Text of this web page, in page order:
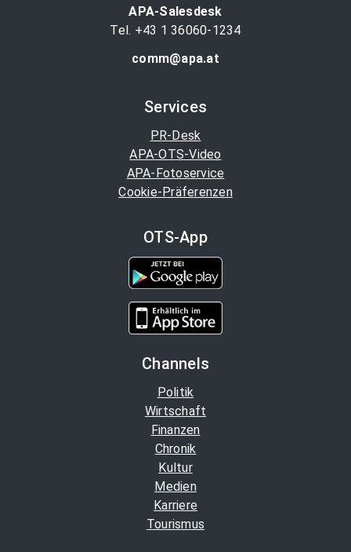
APA-Salesdesk
Tel. +43 1 36060-1234
comm@apa.at
Services
PR-Desk
APA-OTS-Video
APA-Fotoservice
Cookie-Präferenzen
OTS-App
Channels
Politik
Wirtschaft
Finanzen
Chronik
Kultur
Medien
Karriere
Tourismus